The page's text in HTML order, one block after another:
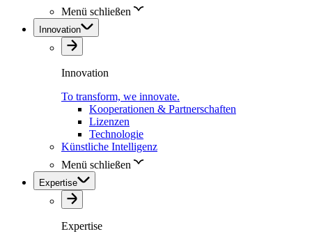
Menü schließen
Innovation
Innovation
To transform, we innovate.
Kooperationen & Partnerschaften
Lizenzen
Technologie
Künstliche Intelligenz
Menü schließen
Expertise
Expertise